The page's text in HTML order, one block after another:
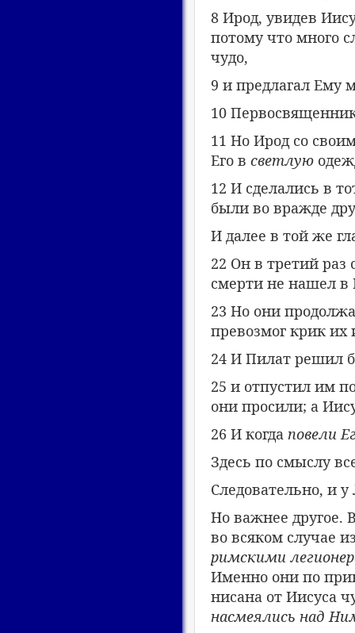
8 Ирод, увидев
потому что много
чудо,
9 и предлагал Ему
10
11 Но Ирод со
Его в светлую
12 И сделались в
были во вражде
И далее в той же
22 Он в третий раз
смерти не нашел в
23 Но они
превозмог крик
24 И Пилат решил
25 и отпустил им
они просили; а
26 И когда повели
Здесь по смыслу
Следовательно, и
Но важнее другое.
во всяком случае
римскими
Именно они по
нисана от Иисуса
насмеялись над